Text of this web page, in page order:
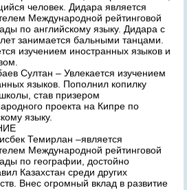
человек. Дидара является
Международной рейтинговой
по английскому языку. Дидара с
занимается бальными танцами.
изучением иностранных языков и
Султан – Увлекается изучением
языков. Пополнил копилку
став призером
проекта на Кипре по
языку.
Темирлан –является
Международной рейтинговой
по географии, достойно
Казахстан среди других
Внес огромный вклад в развитие